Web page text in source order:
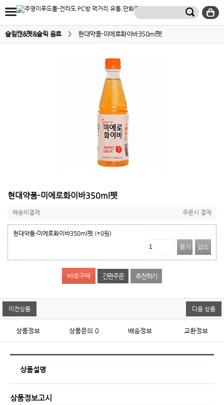
슬림캔&펫&슬릭 음료 > 현대약품-미에로화이바350ml펫
현대약품-미에로화이바350ml펫
배송비결제 주문시 결제
현대약품-미에로화이바350ml펫 (+0원)
증가
감소
간편주문 추천하기
이전상품 다음 상품
상품정보 상품문의 0 배송정보 교환정보
상품설명
상품정보고시